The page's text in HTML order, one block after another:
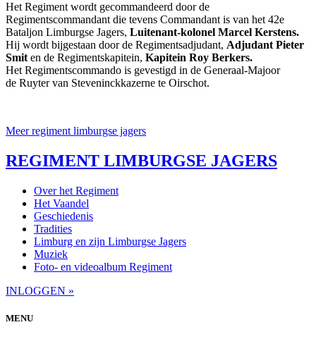
Het Regiment wordt gecommandeerd door de
Regimentscommandant die tevens Commandant is van het 42e
Bataljon Limburgse Jagers, Luitenant-kolonel Marcel Kerstens.
Hij wordt bijgestaan door de Regimentsadjudant, Adjudant Pieter
Smit en de Regimentskapitein, Kapitein Roy Berkers.
Het Regimentscommando is gevestigd in de Generaal-Majoor
de Ruyter van Steveninckkazerne te Oirschot.
Meer regiment limburgse jagers
REGIMENT LIMBURGSE JAGERS
Over het Regiment
Het Vaandel
Geschiedenis
Tradities
Limburg en zijn Limburgse Jagers
Muziek
Foto- en videoalbum Regiment
INLOGGEN »
MENU